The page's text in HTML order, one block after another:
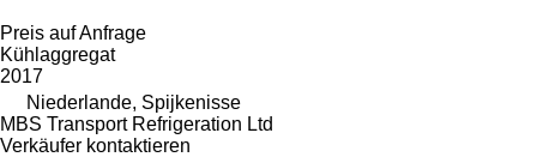
Preis auf Anfrage
Kühlaggregat
2017
Niederlande, Spijkenisse
MBS Transport Refrigeration Ltd
Verkäufer kontaktieren